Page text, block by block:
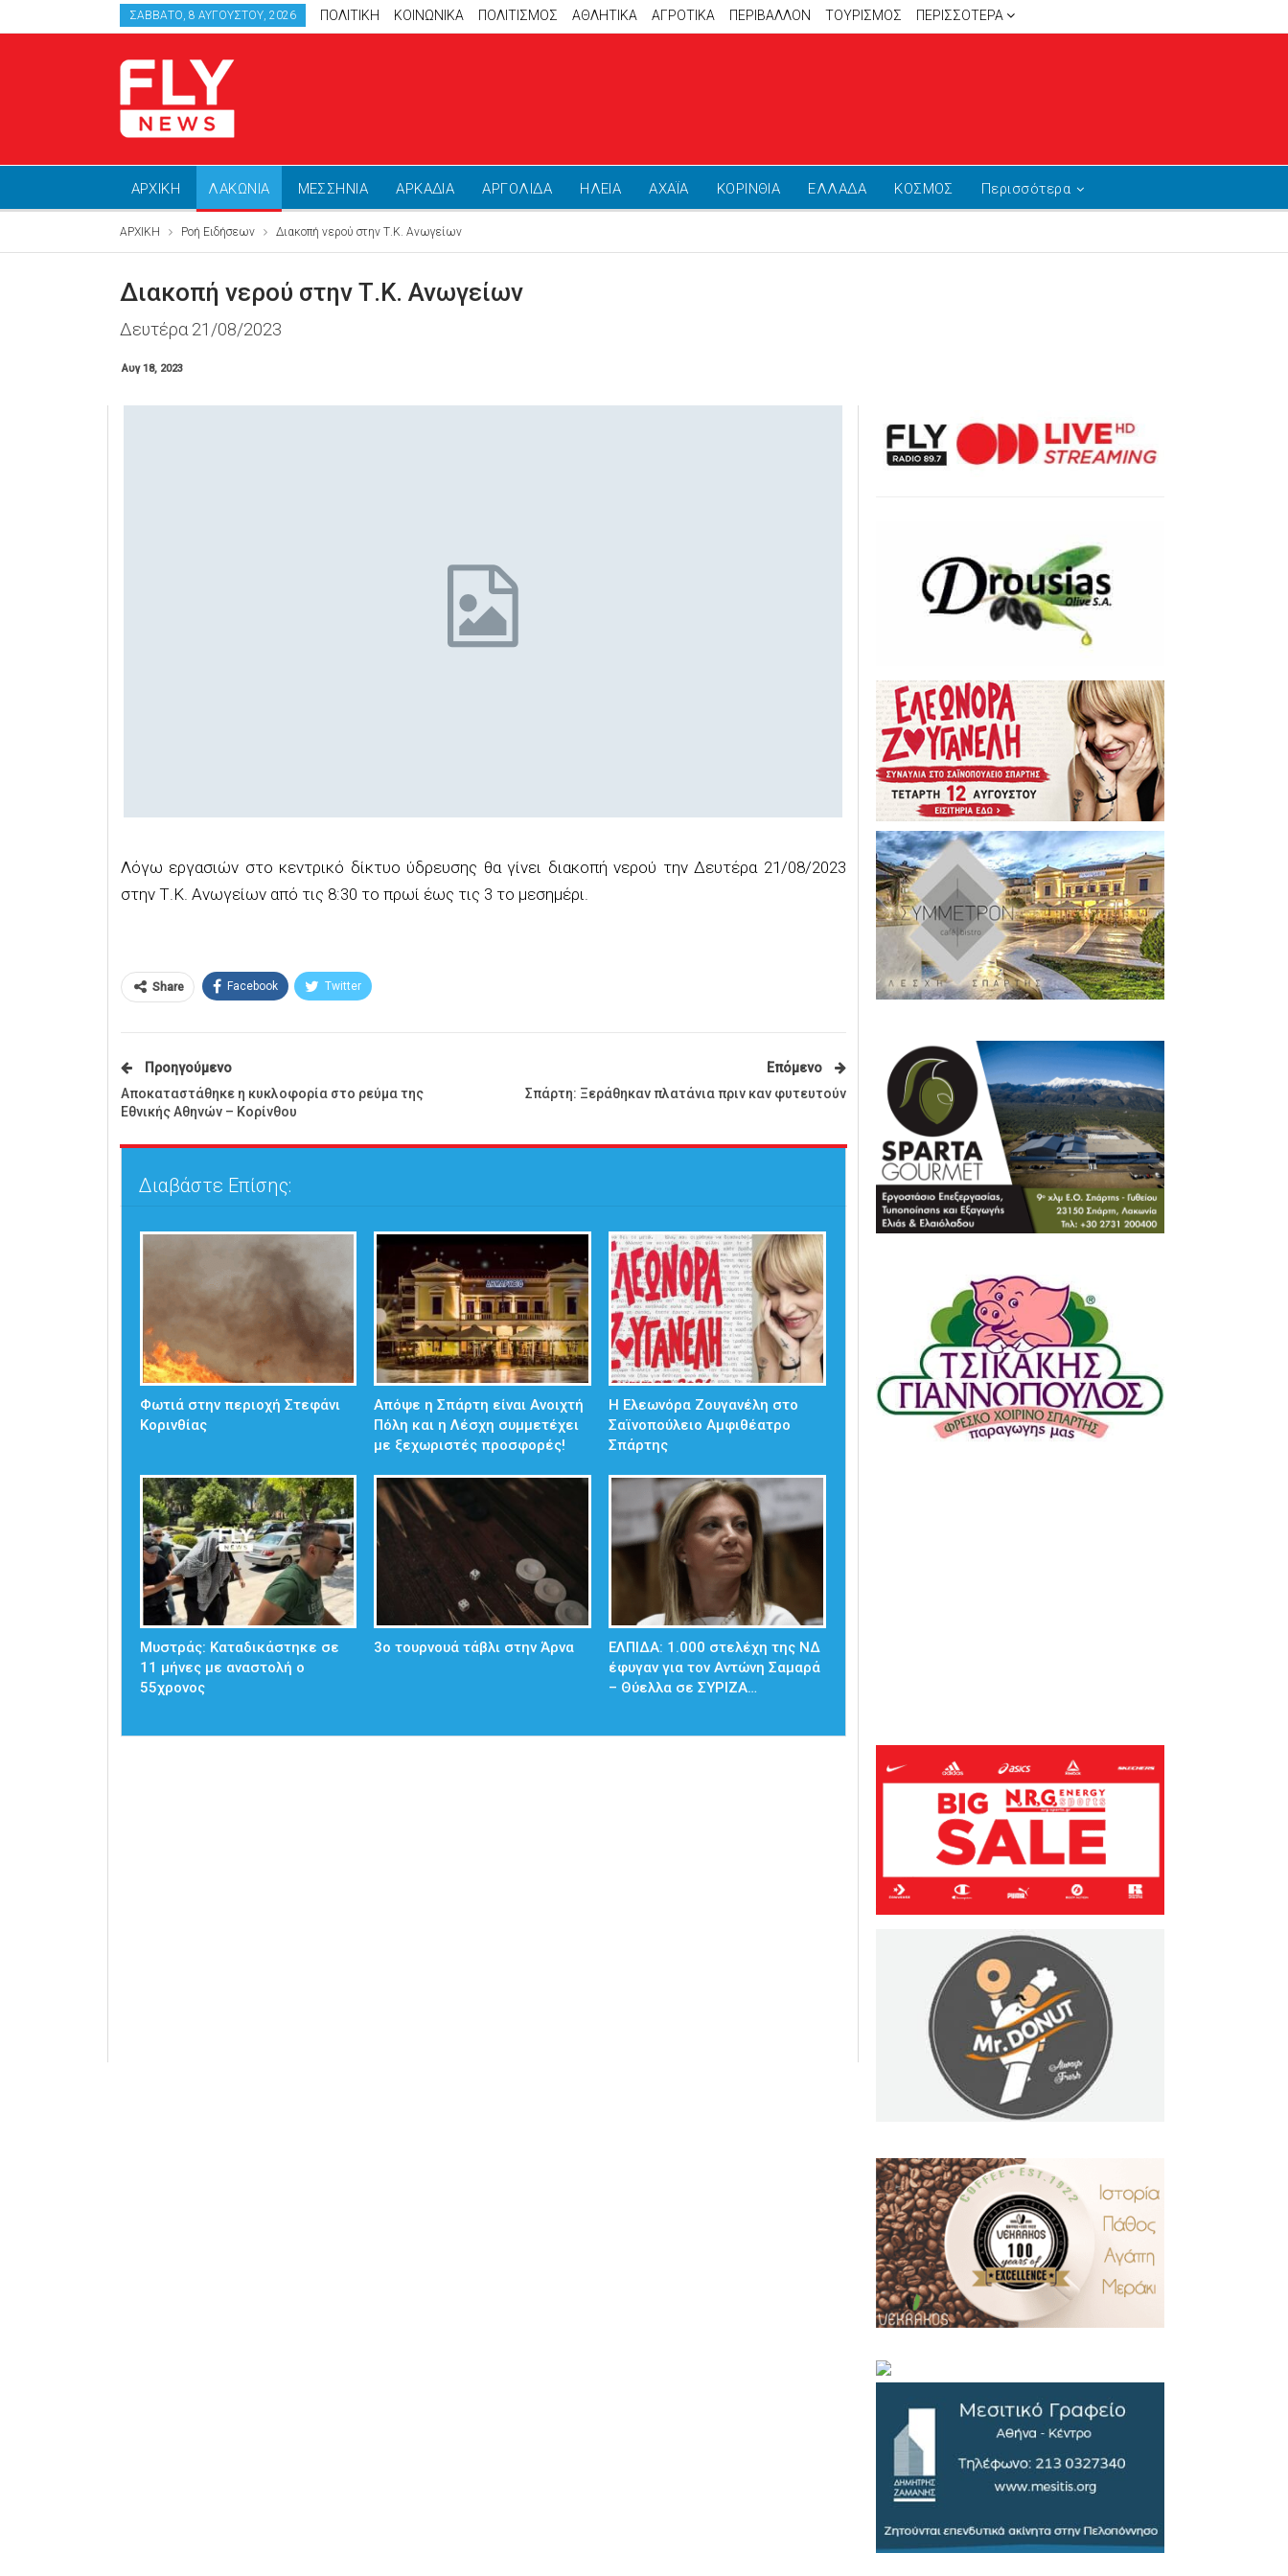
ΣΆΒΒΑΤΟ, 8 ΑΥΓΟΎΣΤΟΥ, 2026 ΠΟΛΙΤΙΚΗ ΚΟΙΝΩΝΙΚΑ ΠΟΛΙΤΙΣΜΟΣ ΑΘΛΗΤΙΚΆ ΑΓΡΟΤΙΚΑ ΠΕΡΙΒΑΛΛΟΝ ΤΟΥΡΙΣΜΟΣ ΠΕΡΙΣΣΌΤΕΡΑ
ΑΡΧΙΚΗ ΛΑΚΩΝΙΑ ΜΕΣΣΗΝΙΑ ΑΡΚΑΔΙΑ ΑΡΓΟΛΙΔΑ ΗΛΕΙΑ ΑΧΑΪΑ ΚΟΡΙΝΘΙΑ ΕΛΛΑΔΑ ΚΟΣΜΟΣ Περισσότερα
ΑΡΧΙΚΗ Ροή Ειδήσεων Διακοπή νερού στην Τ.Κ. Ανωγείων
Διακοπή νερού στην Τ.Κ. Ανωγείων
Δευτέρα 21/08/2023
Αυγ 18, 2023
Λόγω εργασιών στο κεντρικό δίκτυο ύδρευσης θα γίνει διακοπή νερού την Δευτέρα 21/08/2023
στην Τ.Κ. Ανωγείων από τις 8:30 το πρωί έως τις 3 το μεσημέρι.
Share Facebook Twitter
Προηγούμενο
Αποκαταστάθηκε η κυκλοφορία στο ρεύμα της
Εθνικής Αθηνών – Κορίνθου
Επόμενο
Σπάρτη: Ξεράθηκαν πλατάνια πριν καν φυτευτούν
Διαβάστε Επίσης:
Φωτιά στην περιοχή Στεφάνι
Κορινθίας
Απόψε η Σπάρτη είναι Ανοιχτή
Πόλη και η Λέσχη συμμετέχει
με ξεχωριστές προσφορές!
Η Ελεωνόρα Ζουγανέλη στο
Σαϊνοπούλειο Αμφιθέατρο
Σπάρτης
Μυστράς: Καταδικάστηκε σε
11 μήνες με αναστολή ο
55χρονος
3ο τουρνουά τάβλι στην Άρνα
ΕΛΠΙΔΑ: 1.000 στελέχη της ΝΔ
έφυγαν για τον Αντώνη Σαμαρά
– Θύελλα σε ΣΥΡΙΖΑ…